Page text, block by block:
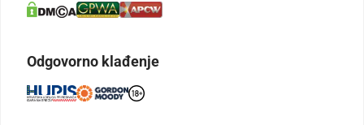
Odgovorno klađenje